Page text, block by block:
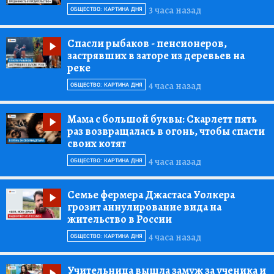
3 часа назад
ОБЩЕСТВО: КАРТИНА ДНЯ
Спасли рыбаков - пенсионеров,
застрявших в заторе из деревьев на
реке
4 часа назад
ОБЩЕСТВО: КАРТИНА ДНЯ
Мама с большой буквы:Скарлетт пять
раз возвращалась в огонь, чтобы спасти
своих котят
4 часа назад
ОБЩЕСТВО: КАРТИНА ДНЯ
Семье фермера Джастаса Уолкера
грозит аннулирование вида на
жительство в России
4 часа назад
ОБЩЕСТВО: КАРТИНА ДНЯ
Учительница вышла замуж за ученика и